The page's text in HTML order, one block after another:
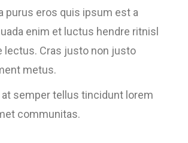
purus eros quis ipsum est a
enim et luctus hendre ritnisl
lectus. Cras justo non justo
metus.
semper tellus tincidunt lorem
communitas.